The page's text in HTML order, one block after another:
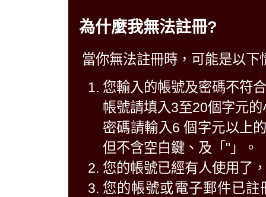
為什麼我無法註冊?
當你無法註冊時，可能是以下
您輸入的帳號及密碼不符
帳號請填入3至20個字元
密碼請輸入6 個字元以上
但不含空白鍵、及「"」。
您的帳號已經有人使用了
您的帳號或電子郵件已